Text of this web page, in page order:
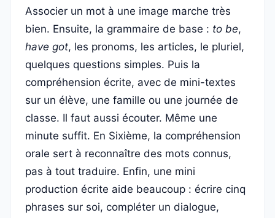
Associer un mot à une image marche très
bien. Ensuite, la grammaire de base : to be,
have got, les pronoms, les articles, le pluriel,
quelques questions simples. Puis la
compréhension écrite, avec de mini-textes
sur un élève, une famille ou une journée de
classe. Il faut aussi écouter. Même une
minute suffit. En Sixième, la compréhension
orale sert à reconnaître des mots connus,
pas à tout traduire. Enfin, une mini
production écrite aide beaucoup : écrire cinq
phrases sur soi, compléter un dialogue,